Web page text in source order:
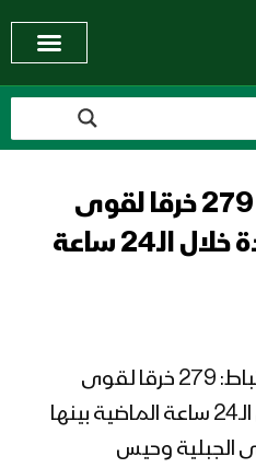
غرفة ضباط الارتباط: 279 خرقا لقوى
العدوان في الحديدة خلال الـ24 ساعة
مصدر في غرفة ضباط الارتباط: 279 خرقا لقوى
العدوان في الحديدة خلال الـ24 ساعة الماضية بينها
الجبلية وحيس